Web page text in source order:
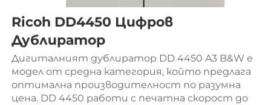
Ricoh DD4450 Цифров
Дублиратор
Дигиталният дублиратор DD 4450 A3 B&W е
модел от средна категория, който предлага
оптимална производителност по разумна
цена. DD 4450 работи с печатна скорост до